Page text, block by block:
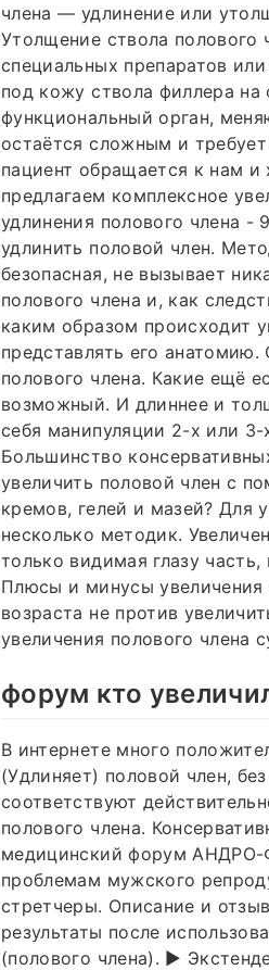
члена — удлинение или
Утолщение ствола полового
специальных препаратов
под кожу ствола филлера
функциональный орган,
остаётся сложным и
пациент обращается к нам
предлагаем комплексное
удлинения полового члена -
удлинить половой член.
безопасная, не вызывает
полового члена и, как
каким образом происходит
представлять его
полового члена. Какие ещё
возможный. И длиннее и
себя манипуляции 2-х или
Большинство
увеличить половой член с
кремов, гелей и мазей? Для
несколько методик.
только видимая глазу
Плюсы и минусы увеличения
возраста не против
увеличения полового члена
форум кто
В интернете много
(Удлиняет) половой член,
соответствуют
полового члена.
медицинский форум АНДРО-
проблемам мужского
стретчеры. Описание и
результаты после
(полового члена). ►